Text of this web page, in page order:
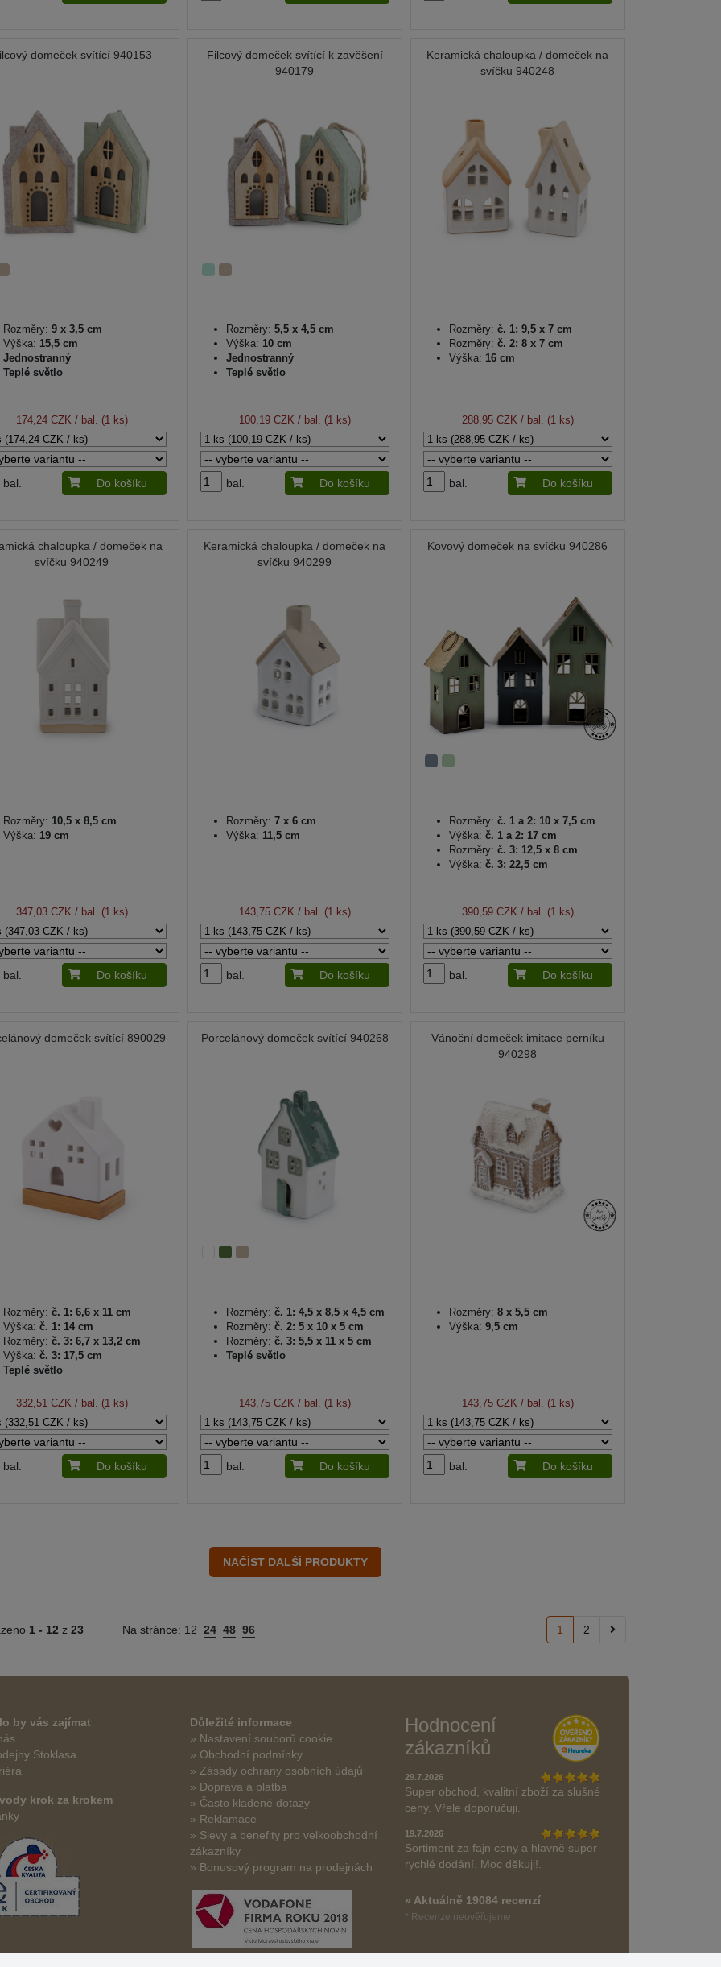
domeček svítící 940153
Rozměry: 9 x 3,5 cm
Výška: 15,5 cm
Jednostranný
Teplé světlo
174,24 CZK / bal. (1 ks)
bal. Do košíku
Filcový domeček svítící k zavěšení
940179
Rozměry: 5,5 x 4,5 cm
Výška: 10 cm
Jednostranný
Teplé světlo
100,19 CZK / bal. (1 ks)
bal. Do košíku
Keramická chaloupka / domeček na
svíčku 940248
Rozměry: č. 1: 9,5 x 7 cm
Rozměry: č. 2: 8 x 7 cm
Výška: 16 cm
288,95 CZK / bal. (1 ks)
bal. Do košíku
chaloupka / domeček na
svíčku 940249
Rozměry: 10,5 x 8,5 cm
Výška: 19 cm
347,03 CZK / bal. (1 ks)
bal. Do košíku
Keramická chaloupka / domeček na
svíčku 940299
Rozměry: 7 x 6 cm
Výška: 11,5 cm
143,75 CZK / bal. (1 ks)
bal. Do košíku
Kovový domeček na svíčku 940286
Rozměry: č. 1 a 2: 10 x 7,5 cm
Výška: č. 1 a 2: 17 cm
Rozměry: č. 3: 12,5 x 8 cm
Výška: č. 3: 22,5 cm
390,59 CZK / bal. (1 ks)
bal. Do košíku
domeček svítící 890029
Rozměry: č. 1: 6,6 x 11 cm
Výška: č. 1: 14 cm
Rozměry: č. 3: 6,7 x 13,2 cm
Výška: č. 3: 17,5 cm
Teplé světlo
332,51 CZK / bal. (1 ks)
bal. Do košíku
Porcelánový domeček svítící 940268
Rozměry: č. 1: 4,5 x 8,5 x 4,5 cm
Rozměry: č. 2: 5 x 10 x 5 cm
Rozměry: č. 3: 5,5 x 11 x 5 cm
Teplé světlo
143,75 CZK / bal. (1 ks)
bal. Do košíku
Vánoční domeček imitace perníku
940298
Rozměry: 8 x 5,5 cm
Výška: 9,5 cm
143,75 CZK / bal. (1 ks)
bal. Do košíku
1 - 12 z 23 Na stránce: 12 24 48 96 1 2
by vás zajímat
Stoklasa
krok za krokem
Důležité informace
» Nastavení souborů cookie
» Obchodní podmínky
» Zásady ochrany osobních údajů
» Doprava a platba
» Často kladené dotazy
» Reklamace
» Slevy a benefity pro velkoobchodní
zákazníky
» Bonusový program na prodejnách
Hodnocení
zákazníků
29.7.2026
Super obchod, kvalitní zboží za slušné
ceny. Vřele doporučuji.
19.7.2026
Sortiment za fajn ceny a hlavně super
rychlé dodání. Moc děkuji!.
» Aktuálně 19084 recenzí
* Recenze neověřujeme